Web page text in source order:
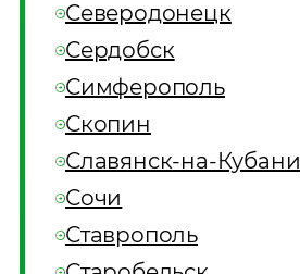
Северодонецк
Сердобск
Симферополь
Скопин
Славянск-на-Кубани
Сочи
Ставрополь